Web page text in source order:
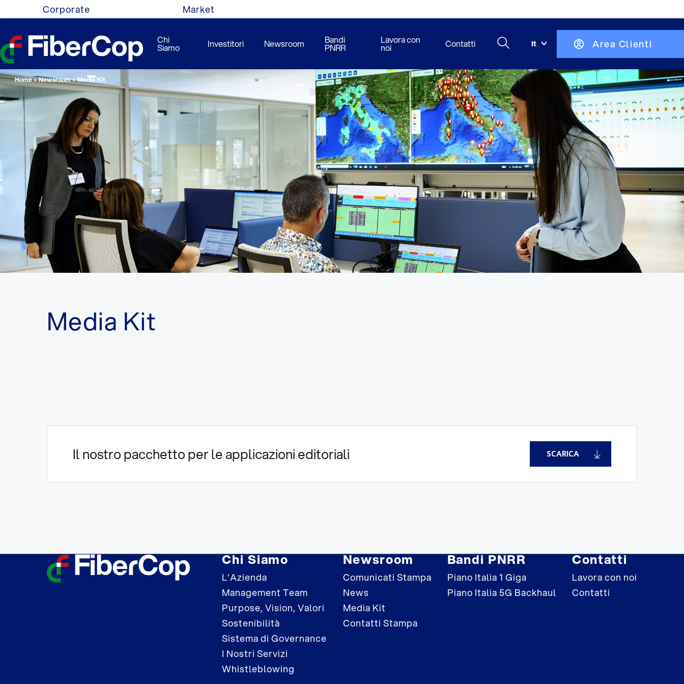
Corporate Market
Chi
Siamo Investitori Newsroom Bandi
PNRR
Lavora con
noi Contatti It Area Clienti
Home»Newsroom»Media Kit
Media Kit
Il nostro pacchetto per le applicazioni editoriali SCARICA
Chi Siamo
L’Azienda
Management Team
Purpose, Vision, Valori
Sostenibilità
Sistema di Governance
I Nostri Servizi
Whistleblowing
Newsroom
Comunicati Stampa
News
Media Kit
Contatti Stampa
Bandi PNRR
Piano Italia 1 Giga
Piano Italia 5G Backhaul
Contatti
Lavora con noi
Contatti